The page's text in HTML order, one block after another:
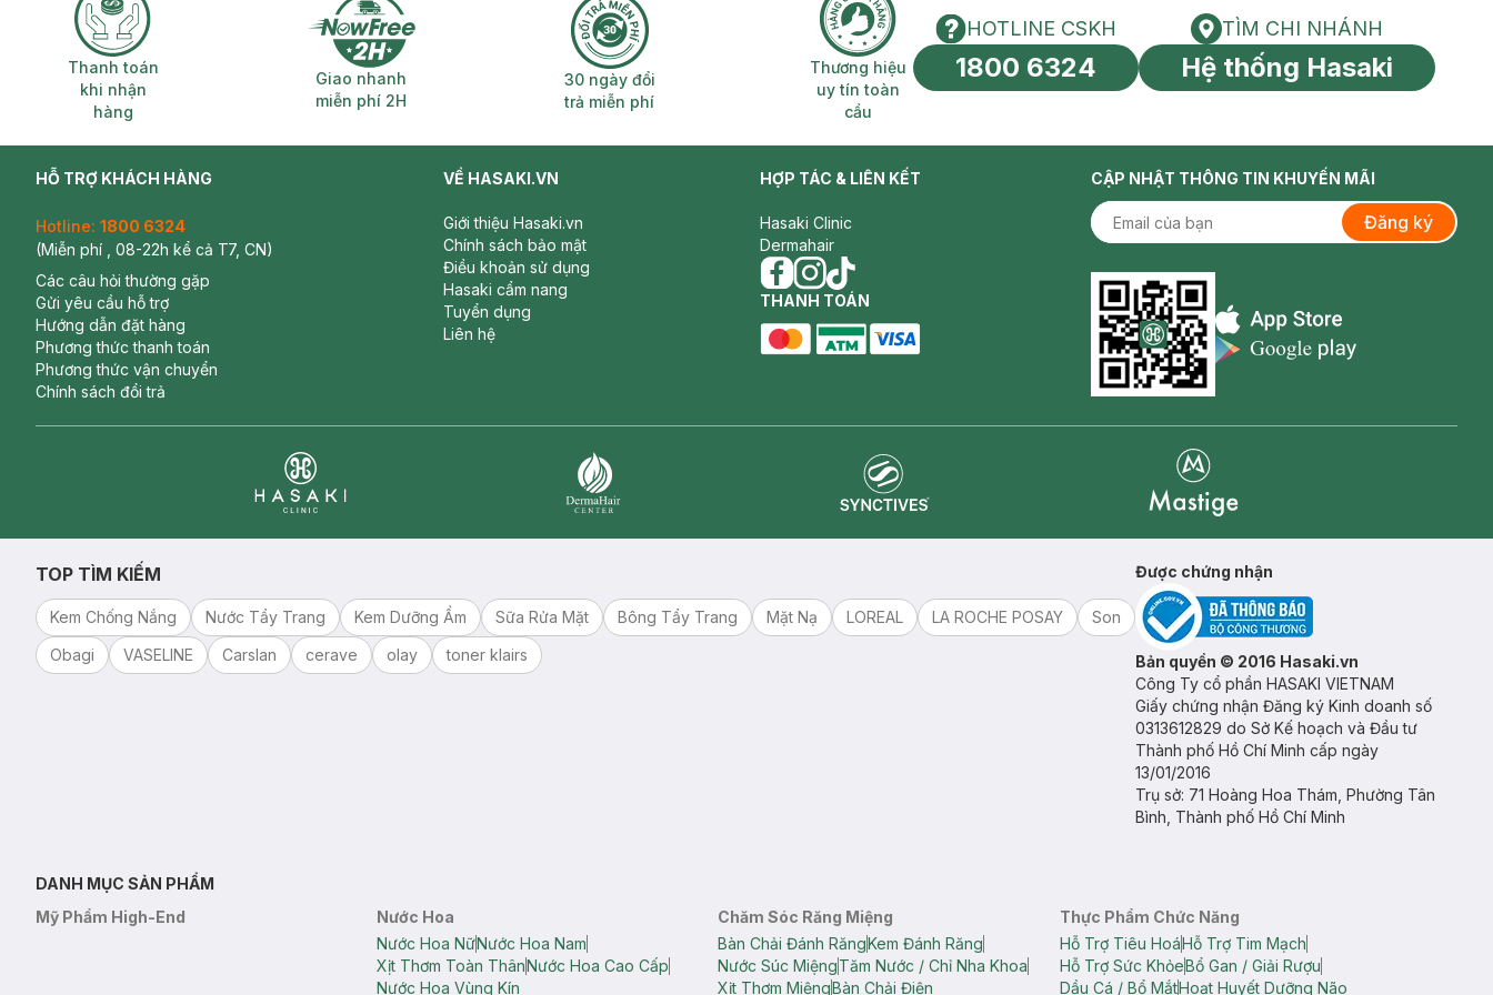
Thanh toán khi nhận hàng
Thanh toán
khi nhận
hàng
Giao nhanh miễn phí 2H
Giao nhanh
miễn phí 2H
30 ngày đổi trả miễn phí
30 ngày đổi
trả miễn phí
Thương hiệu uy tín toàn cầu
Thương hiệu
uy tín toàn
cầu
HOTLINE CSKH
HOTLINE CSKH
1800 6324
Tìm chi nhánh
TÌM CHI NHÁNH
Hệ thống Hasaki
HỖ TRỢ KHÁCH HÀNG
Hotline: 1800 6324
(Miễn phí , 08-22h kể cả T7, CN)
Các câu hỏi thường gặp
Gửi yêu cầu hỗ trợ
Hướng dẫn đặt hàng
Phương thức thanh toán
Phương thức vận chuyển
Chính sách đổi trả
VỀ HASAKI.VN
Giới thiệu Hasaki.vn
Chính sách bảo mật
Điều khoản sử dụng
Hasaki cẩm nang
Tuyển dụng
Liên hệ
HỢP TÁC & LIÊN KẾT
Hasaki Clinic
Dermahair
facebook
instagram
tiktok
THANH TOÁN
CẬP NHẬT THÔNG TIN KHUYẾN MÃI
Đăng ký
Appstore icon
TOP TÌM KIẾM
Kem Chống Nắng Nước Tẩy Trang Kem Dưỡng Ẩm Sữa Rửa Mặt Bông Tẩy Trang Mặt Nạ LOREAL LA ROCHE POSAY
Son
Obagi
VASELINE Carslan cerave olay toner klairs
Được chứng nhận
Bản quyền © 2016 Hasaki.vn
Công Ty cổ phần HASAKI VIETNAM
Giấy chứng nhận Đăng ký Kinh doanh số
0313612829 do Sở Kế hoạch và Đầu tư
Thành phố Hồ Chí Minh cấp ngày
13/01/2016
Trụ sở: 71 Hoàng Hoa Thám, Phường Tân
Bình, Thành phố Hồ Chí Minh
DANH MỤC SẢN PHẨM
Mỹ Phẩm High-End
Nước Hoa
Nước Hoa NữNước Hoa Nam
Xịt Thơm Toàn ThânNước Hoa Cao Cấp
Nước Hoa Vùng Kín
Chăm Sóc Răng Miệng
Bàn Chải Đánh RăngKem Đánh Răng
Nước Súc MiệngTăm Nước / Chỉ Nha Khoa
Xịt Thơm MiệngBàn Chải Điện
Thực Phẩm Chức Năng
Hỗ Trợ Tiêu HoáHỗ Trợ Tim Mạch
Hỗ Trợ Sức KhỏeBổ Gan / Giải Rượu
Dầu Cá / Bổ MắtHoạt Huyết Dưỡng Não